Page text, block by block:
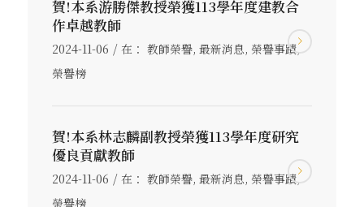
賀!本系游勝傑教授榮獲113學年度建教合
作卓越教師
2024-11-06 / 在： 教師榮譽, 最新消息, 榮譽事蹟,
榮譽榜
賀!本系林志麟副教授榮獲113學年度研究
優良貢獻教師
2024-11-06 / 在： 教師榮譽, 最新消息, 榮譽事蹟,
榮譽榜